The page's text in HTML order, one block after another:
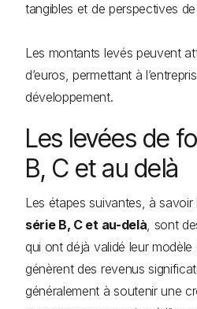
tangibles et de perspectives
Les montants levés peuvent
d’euros, permettant à
développement.
Les levées de
B, C et au delà
Les étapes suivantes, à savoir
série B, C et au-delà, sont
qui ont déjà validé leur
génèrent des revenus
généralement à soutenir une